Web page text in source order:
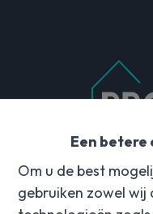
Een betere
Om u de best
gebruiken zowel wij